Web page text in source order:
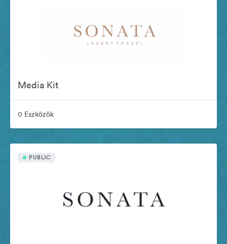
Media Kit
0 Eszközök
PUBLIC